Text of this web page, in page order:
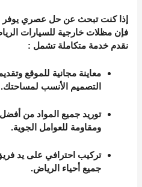
إذا كنت تبحث عن حل عصري يوفر
فإنمظلات خارجية للسيارات
نقدم خدمة متكاملة تشمل :
معاينة مجانية للموقع
التصميم الأنسب لمساحتك.
توريد جميع المواد من أفضل
ومقاومة للعوامل الجوية.
تركيب احترافي على يد
جميع أحياء الرياض.